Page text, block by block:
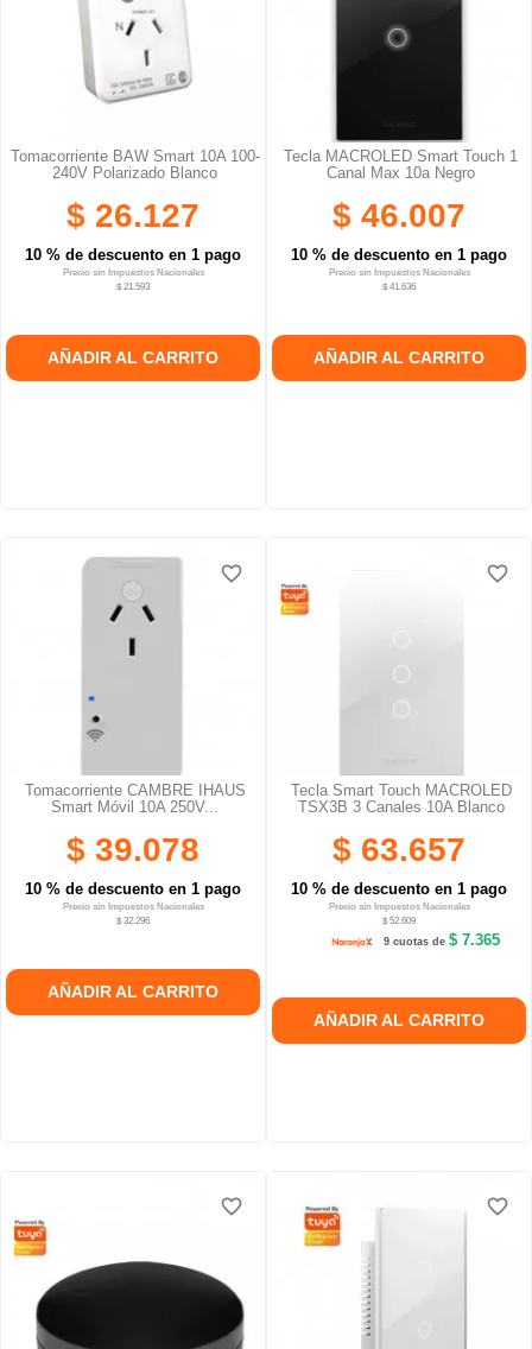
Tomacorriente BAW Smart 10A 100-
240V Polarizado Blanco
$ 26.127
10 % de descuento en 1 pago
Precio sin Impuestos Nacionales
$ 21.593
AÑADIR AL CARRITO
Tecla MACROLED Smart Touch 1
Canal Max 10a Negro
$ 46.007
10 % de descuento en 1 pago
Precio sin Impuestos Nacionales
$ 41.636
AÑADIR AL CARRITO
Tomacorriente CAMBRE IHAUS
Smart Móvil 10A 250V...
$ 39.078
10 % de descuento en 1 pago
Precio sin Impuestos Nacionales
$ 32.296
AÑADIR AL CARRITO
favorite_border
favorite_border
favorite_border
Tecla Smart Touch MACROLED
TSX3B 3 Canales 10A Blanco
$ 63.657
10 % de descuento en 1 pago
Precio sin Impuestos Nacionales
$ 52.609
9 cuotas de $ 7.365
AÑADIR AL CARRITO
favorite_border
favorite_border
favorite_border
favorite_border
favorite_border
favorite_border favorite_border
favorite_border
favorite_border